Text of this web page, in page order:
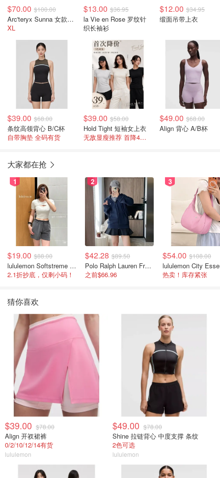
$70.00 $100.00
Arc'teryx Sunna 女款短款上衣
XL
$13.00 $36.95
la Vie en Rose 罗纹针
织长袖衫
$12.00 $34.95
缎面吊带上衣
$39.00 $68.00
条纹高领背心 B/C杯
自带胸垫 全码有货
$39.00 $58.00
Hold Tight 短袖女上衣
无敌显瘦推荐 首降4色可选
$49.00 $68.00
Align 背心 A/B杯
大家都在抢
1
$19.00 $88.00
lululemon Softstreme 女士高腰短裤 10cm
2.1折抄底，仅剩小码！
2
$42.28 $89.50
Polo Ralph Lauren French Terry 女童连帽卫衣 7-16码
之前$66.96
3
$54.00 $108.00
热卖！库存紧张
猜你喜欢
$39.00 $78.00
Align 开衩裙裤
0/2/10/12/14有货
lululemon
$49.00 $78.00
Shine 拉链背心 中度支撑 条纹
2色可选
lululemon